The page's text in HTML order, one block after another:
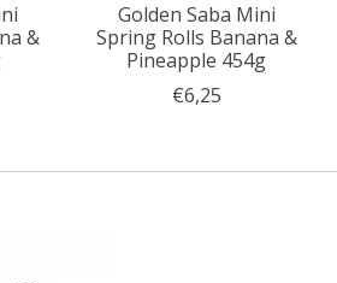
&
Golden Saba Mini
Spring Rolls Banana &
Pineapple 454g
€6,25